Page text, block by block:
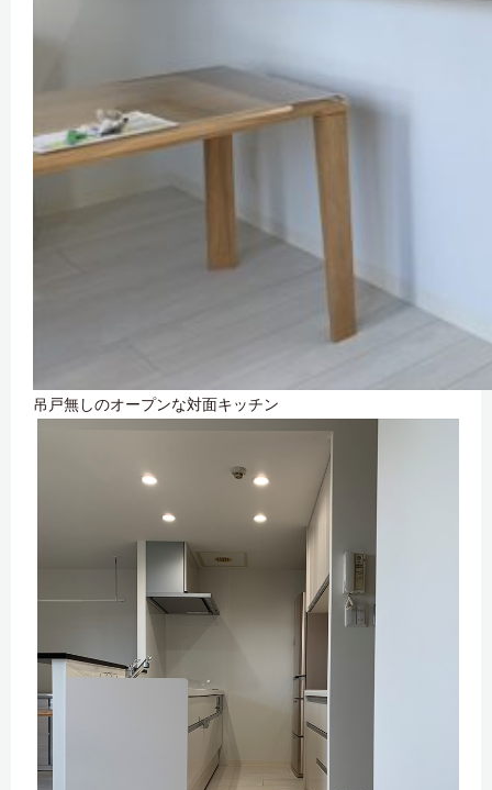
吊戸無しのオープンな対面キッチン